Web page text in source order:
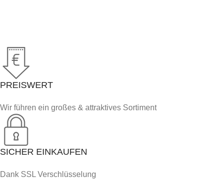
PREISWERT
Wir führen ein großes & attraktives Sortiment
SICHER EINKAUFEN
Dank SSL Verschlüsselung